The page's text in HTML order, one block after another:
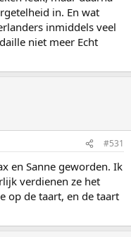
in. En wat
inmiddels veel
niet meer Echt
#531
en Sanne geworden. Ik
verdienen ze het
op de taart, en de taart